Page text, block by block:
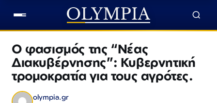
Ο φασισμός της “Νέας
Διακυβέρνησης”: Κυβερνητική
τρομοκρατία για τους αγρότες.
olympia.gr